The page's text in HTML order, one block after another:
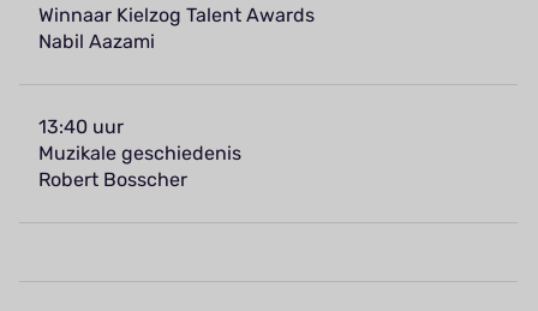
Winnaar Kielzog Talent Awards
Nabil Aazami
13:40 uur
Muzikale geschiedenis
Robert Bosscher